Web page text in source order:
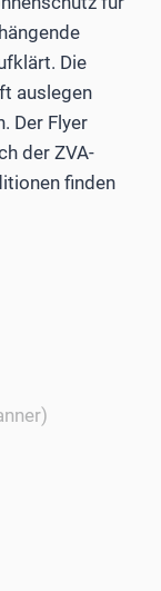
Die
auslegen
Der Flyer
der ZVA-
finden